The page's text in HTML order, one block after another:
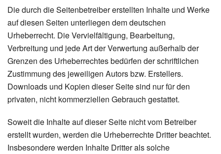
Die durch die Seitenbetreiber erstellten Inhalte und Werke
auf diesen Seiten unterliegen dem deutschen
Urheberrecht. Die Vervielfältigung, Bearbeitung,
Verbreitung und jede Art der Verwertung außerhalb der
Grenzen des Urheberrechtes bedürfen der schriftlichen
Zustimmung des jeweiligen Autors bzw. Erstellers.
Downloads und Kopien dieser Seite sind nur für den
privaten, nicht kommerziellen Gebrauch gestattet.
Soweit die Inhalte auf dieser Seite nicht vom Betreiber
erstellt wurden, werden die Urheberrechte Dritter beachtet.
Insbesondere werden Inhalte Dritter als solche